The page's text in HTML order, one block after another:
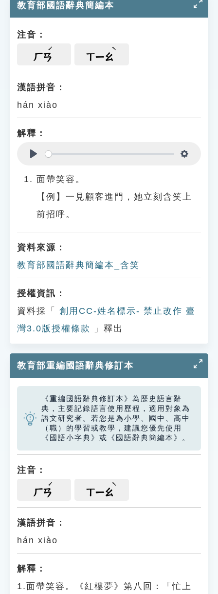
單字索引
遊戲專區
貓頭鷹博士
教育部國語辭典簡編本
注音：
ㄏㄢ ㄒㄧㄠ
漢語拼音：
hán xiào
解釋：
面帶笑容。
【例】一見顧客進門，她立刻含笑上
前招呼。
資料來源：
教育部國語辭典簡編本_含笑
授權資訊：
資料採「
創用CC-姓名標示- 禁止改作 臺
灣3.0版授權條款
」釋出
教育部重編國語辭典修訂本
《重編國語辭典修訂本》為歷史語言辭
典，主要記錄語言使用歷程，適用對象為
語文研究者。若您是為小學、國中、高中
（職）的學習或教學，建議您優先使用
《國語小字典》或《國語辭典簡編本》。
注音：
ㄏㄢ ㄒㄧㄠ
漢語拼音：
hán xiào
解釋：
1.面帶笑容。《紅樓夢》第八回：「忙上